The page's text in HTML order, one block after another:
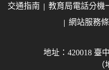
交通指南 教育局電話分機
網站服務
地址：420018 臺
（